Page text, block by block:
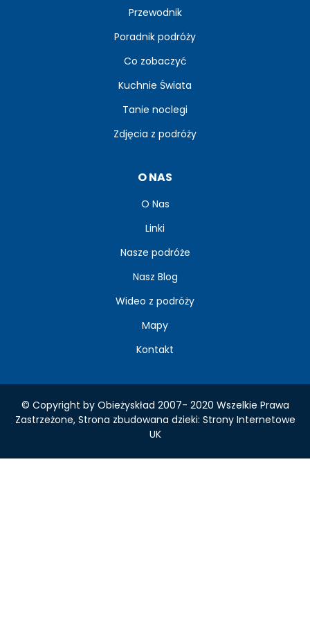
Przewodnik
Poradnik podróży
Co zobaczyć
Kuchnie Świata
Tanie noclegi
Zdjęcia z podróży
O NAS
O Nas
Linki
Nasze podróże
Nasz Blog
Wideo z podróży
Mapy
Kontakt
© Copyright by Obieżyskład 2007- 2020 Wszelkie Prawa
Zastrzeżone, Strona zbudowana dzieki: Strony Internetowe
UK